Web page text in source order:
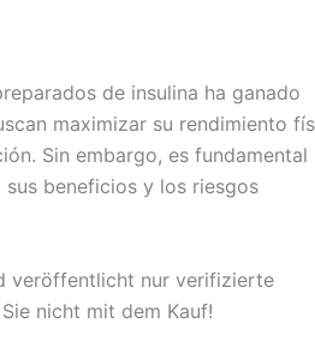
de insulina ha ganado
maximizar su rendimiento
Sin embargo, es fundamental
beneficios y los riesgos
veröffentlicht nur verifizierte
nicht mit dem Kauf!